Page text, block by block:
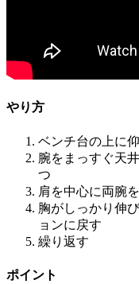
やり方
ベンチ台の上に
腕をまっすぐ天
つ
肩を中心に両腕
胸がしっかり伸
ョンに戻す
繰り返す
ポイント